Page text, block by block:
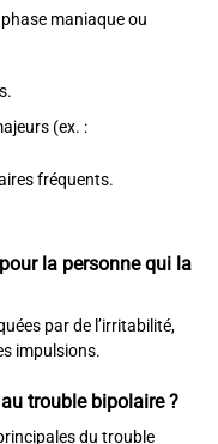
maniaque ou
(ex. :
fréquents.
la personne qui la
par de l’irritabilité,
impulsions.
trouble bipolaire ?
du trouble